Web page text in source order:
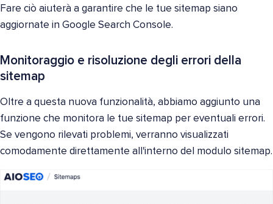
Fare ciò aiuterà a garantire che le tue sitemap siano
aggiornate in Google Search Console.
Monitoraggio e risoluzione degli errori della
sitemap
Oltre a questa nuova funzionalità, abbiamo aggiunto una
funzione che monitora le tue sitemap per eventuali errori.
Se vengono rilevati problemi, verranno visualizzati
comodamente direttamente all'interno del modulo sitemap.